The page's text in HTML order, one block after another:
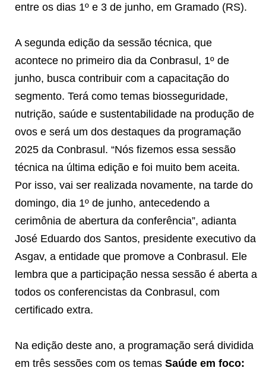
entre os dias 1º e 3 de junho, em Gramado (RS).
A segunda edição da sessão técnica, que
acontece no primeiro dia da Conbrasul, 1º de
junho, busca contribuir com a capacitação do
segmento. Terá como temas biosseguridade,
nutrição, saúde e sustentabilidade na produção de
ovos e será um dos destaques da programação
2025 da Conbrasul. “Nós fizemos essa sessão
técnica na última edição e foi muito bem aceita.
Por isso, vai ser realizada novamente, na tarde do
domingo, dia 1º de junho, antecedendo a
cerimônia de abertura da conferência”, adianta
José Eduardo dos Santos, presidente executivo da
Asgav, a entidade que promove a Conbrasul. Ele
lembra que a participação nessa sessão é aberta a
todos os conferencistas da Conbrasul, com
certificado extra.
Na edição deste ano, a programação será dividida
em três sessões com os temas Saúde em foco: